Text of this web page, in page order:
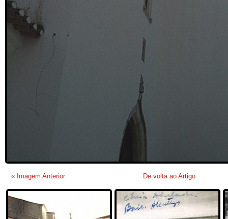
« Imagem Anterior De volta ao Artigo